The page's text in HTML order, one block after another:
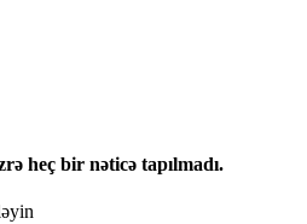
heç bir nəticə tapılmadı.